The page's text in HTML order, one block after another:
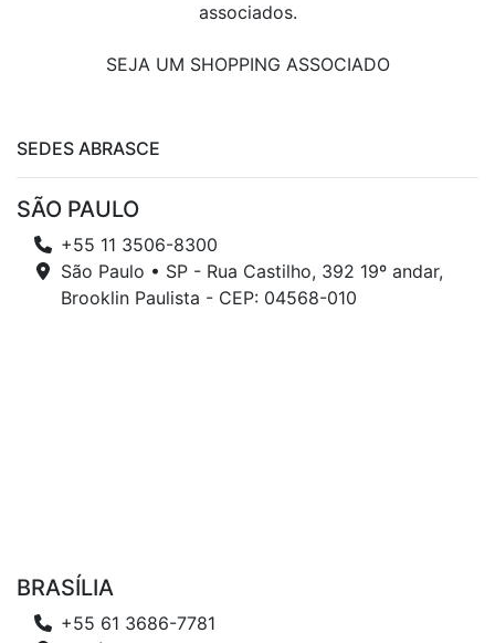
associados.
SEJA UM SHOPPING ASSOCIADO
SEDES ABRASCE
SÃO PAULO
+55 11 3506-8300
São Paulo • SP - Rua Castilho, 392 19º andar,
Brooklin Paulista - CEP: 04568-010
BRASÍLIA
+55 61 3686-7781